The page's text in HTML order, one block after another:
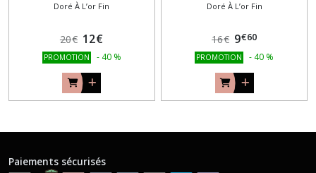
Doré À L’or Fin
20€ 12€
PROMOTION - 40 %
Doré À L’or Fin
16€ 9€60
PROMOTION - 40 %
Paiements sécurisés